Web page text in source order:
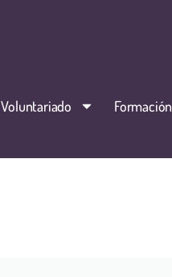
Voluntariado Formación